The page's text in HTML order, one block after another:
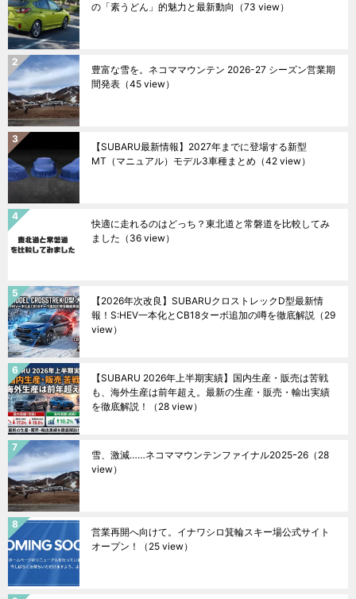
の「素うどん」的魅力と最新動向 （73 view）
豊富な雪を。ネコママウンテン 2026-27 シーズン営業期
間発表 （45 view）
【SUBARU最新情報】2027年までに登場する新型
MT（マニュアル）モデル3車種まとめ （42 view）
快適に走れるのはどっち？東北道と常磐道を比較してみ
ました （36 view）
【2026年次改良】SUBARUクロストレックD型最新情
報！S:HEV一本化とCB18ターボ追加の噂を徹底解説 （29
view）
【SUBARU 2026年上半期実績】国内生産・販売は苦戦
も、海外生産は前年超え。最新の生産・販売・輸出実績
を徹底解説！
（28 view）
雪、激減……ネコママウンテンファイナル2025ｰ26 （28
view）
営業再開へ向けて。イナワシロ箕輪スキー場公式サイト
オープン！
（25 view）